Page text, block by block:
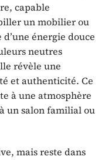
capable
un mobilier ou
énergie douce
neutres
révèle une
et authenticité. Ce
à une atmosphère
un salon familial ou
mais reste dans